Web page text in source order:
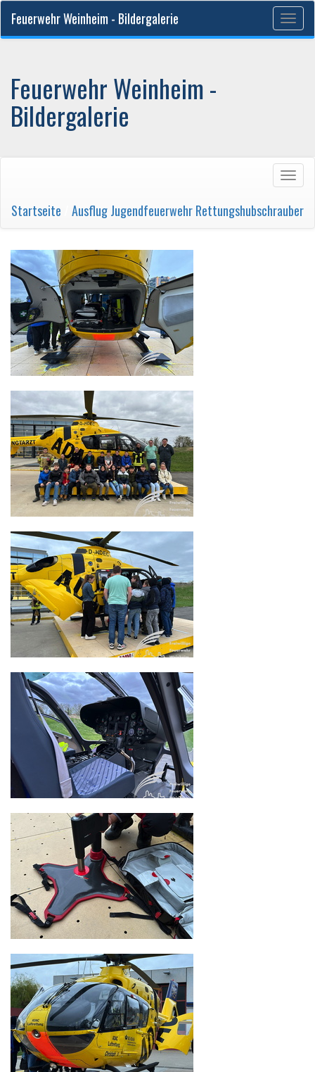
Feuerwehr Weinheim - Bildergalerie
Feuerwehr Weinheim -
Bildergalerie
Startseite Ausflug Jugendfeuerwehr Rettungshubschrauber